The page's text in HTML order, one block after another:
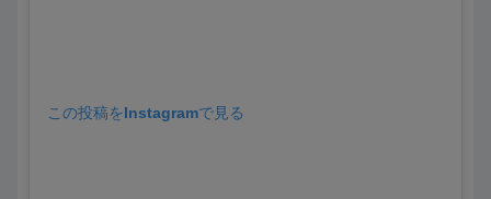
この投稿をInstagramで見る